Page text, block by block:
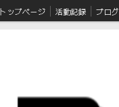
トップページ 活動記録 ブログ